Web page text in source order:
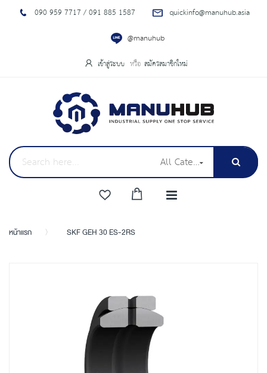
090 959 7717 / 091 885 1587
quickinfo@manuhub.asia
@manuhub
เข้าสู่ระบบ สมัครสมาชิกใหม่
All Categories
หน้าแรก SKF GEH 30 ES-2RS
the
end
of
images
gallery